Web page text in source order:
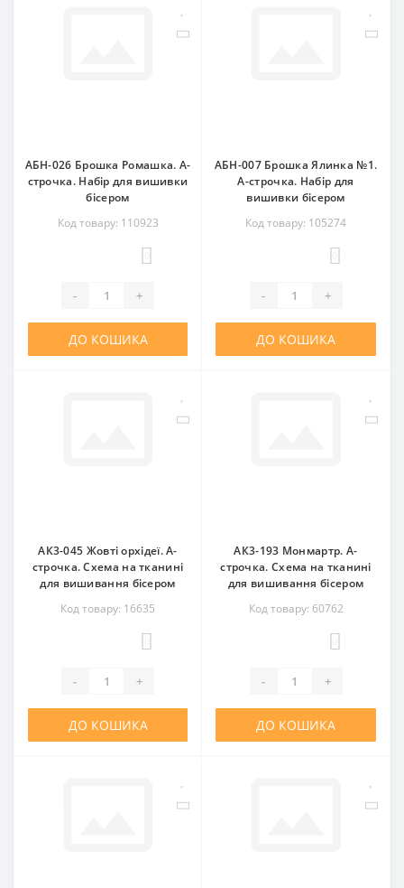
АБН-026 Брошка Ромашка. А-
строчка. Набір для вишивки
бісером
Код товару: 110923
- +
ДО КОШИКА
АБН-007 Брошка Ялинка №1.
А-строчка. Набір для
вишивки бісером
Код товару: 105274
- +
ДО КОШИКА
АК3-045 Жовті орхідеї. А-
строчка. Схема на тканині
для вишивання бісером
Код товару: 16635
- +
ДО КОШИКА
АК3-193 Монмартр. А-
строчка. Схема на тканині
для вишивання бісером
Код товару: 60762
- +
ДО КОШИКА